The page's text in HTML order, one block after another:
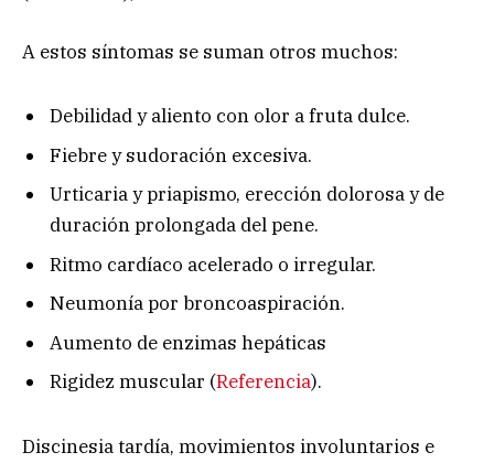
A estos síntomas se suman otros muchos:
Debilidad y aliento con olor a fruta dulce.
Fiebre y sudoración excesiva.
Urticaria y priapismo, erección dolorosa y de
duración prolongada del pene.
Ritmo cardíaco acelerado o irregular.
Neumonía por broncoaspiración.
Aumento de enzimas hepáticas
Rigidez muscular (Referencia).
Discinesia tardía, movimientos involuntarios e